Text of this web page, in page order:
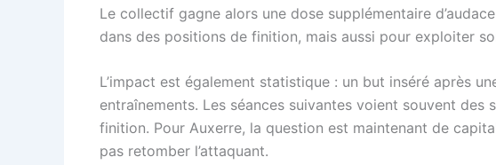
Le collectif gagne alors une dose supplémentaire
dans des positions de finition, mais aussi pour exploiter
L’impact est également statistique : un but inséré après
entraînements. Les séances suivantes voient souvent
finition. Pour Auxerre, la question est maintenant de
pas retomber l’attaquant.